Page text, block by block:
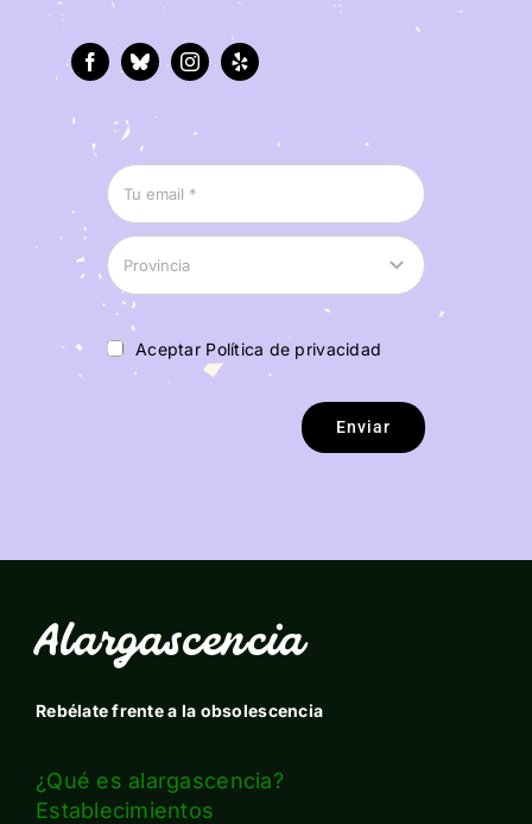
Aceptar Política de privacidad
Enviar
Alargascencia
Rebélate frente a la obsolescencia
¿Qué es alargascencia?
Establecimientos